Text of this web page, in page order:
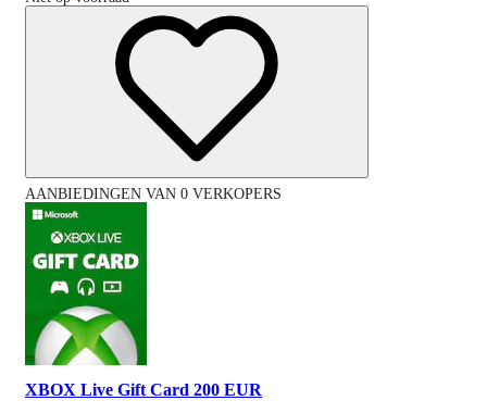
AANBIEDINGEN VAN 0 VERKOPERS
XBOX Live Gift Card 200 EUR